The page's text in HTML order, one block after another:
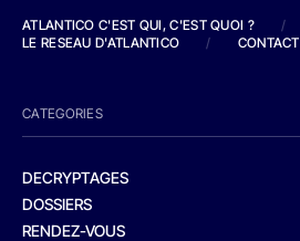
ATLANTICO C'EST QUI, C'EST QUOI ?
/
LE RESEAU D'ATLANTICO
/ CONTACT
CATEGORIES
DECRYPTAGES
DOSSIERS
RENDEZ-VOUS